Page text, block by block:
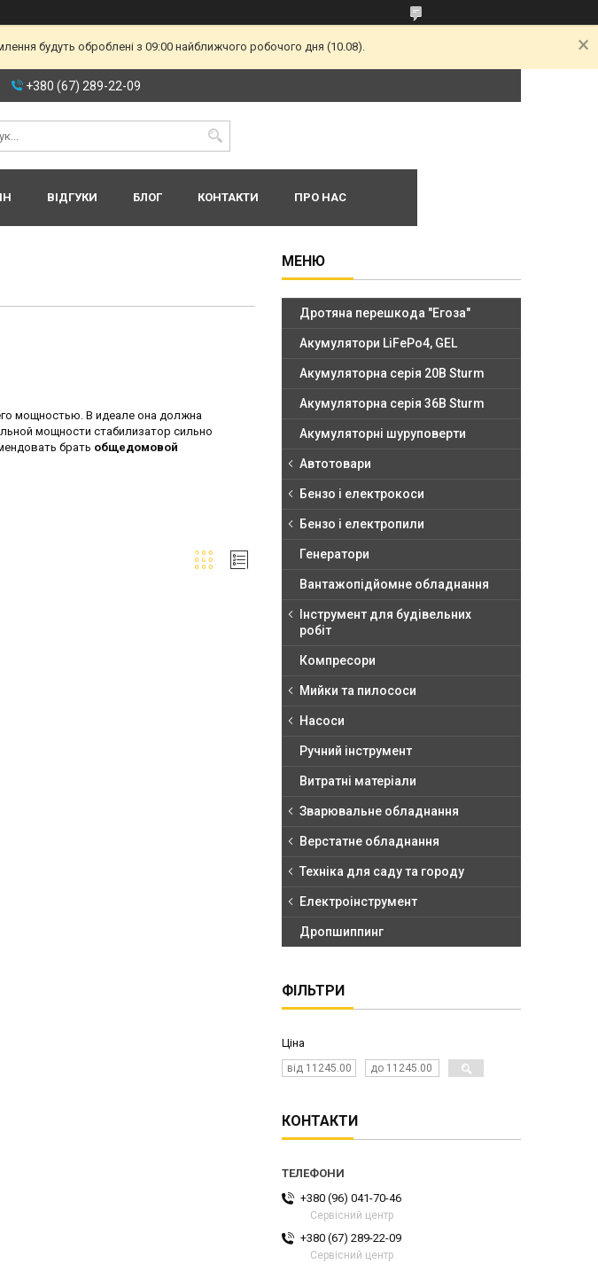
будуть оброблені з 09:00 найближчого робочого дня (10.08).
+380 (67) 289-22-09
ВІДГУКИ БЛОГ КОНТАКТИ ПРО НАС
мощностью. В идеале она должна
мощности стабилизатор сильно
брать общедомовой
Дротяна перешкода "Егоза"
Акумулятори LiFePo4, GEL
Акумуляторна серія 20В Sturm
Акумуляторна серія 36В Sturm
Акумуляторні шуруповерти
Автотовари
Бензо і електрокоси
Бензо і електропили
Генератори
Вантажопідйомне обладнання
Інструмент для будівельних
робіт
Компресори
Мийки та пилососи
Насоси
Ручний інструмент
Витратні матеріали
Зварювальне обладнання
Верстатне обладнання
Техніка для саду та городу
Електроінструмент
Дропшиппинг
ФІЛЬТРИ
Ціна
КОНТАКТИ
+380 (96) 041-70-46
Сервісний центр
+380 (67) 289-22-09
Сервісний центр